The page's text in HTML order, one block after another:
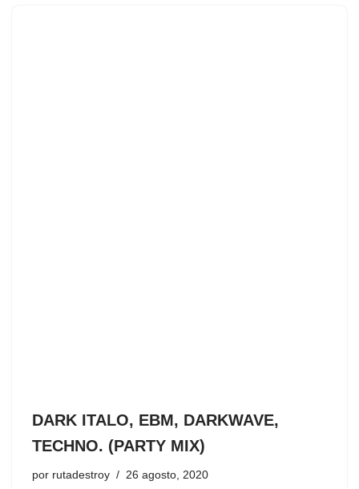
DARK ITALO, EBM, DARKWAVE,
TECHNO. (PARTY MIX)
por rutadestroy 26 agosto, 2020